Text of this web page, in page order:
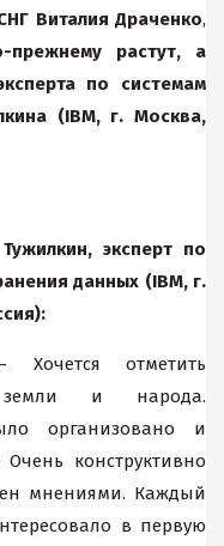
Виталия Драченко,
растут, а
по системам
(IBM, г. Москва,
эксперт по
данных (IBM, г.
отметить
земли и народа.
организовано и
конструктивно
мнениями. Каждый
в первую